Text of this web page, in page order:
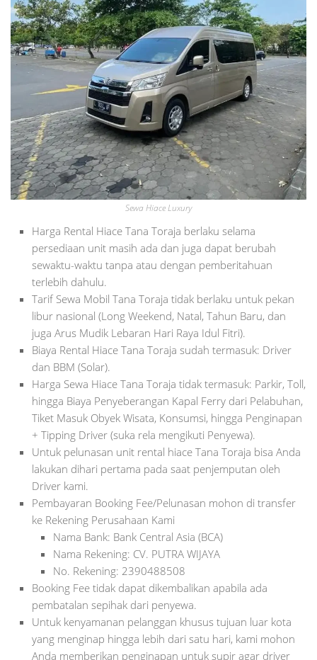
Sewa Hiace Luxury
Harga Rental Hiace Tana Toraja berlaku selama
persediaan unit masih ada dan juga dapat berubah
sewaktu-waktu tanpa atau dengan pemberitahuan
terlebih dahulu.
Tarif Sewa Mobil Tana Toraja tidak berlaku untuk pekan
libur nasional (Long Weekend, Natal, Tahun Baru, dan
juga Arus Mudik Lebaran Hari Raya Idul Fitri).
Biaya Rental Hiace Tana Toraja sudah termasuk: Driver
dan BBM (Solar).
Harga Sewa Hiace Tana Toraja tidak termasuk: Parkir, Toll,
hingga Biaya Penyeberangan Kapal Ferry dari Pelabuhan,
Tiket Masuk Obyek Wisata, Konsumsi, hingga Penginapan
+ Tipping Driver (suka rela mengikuti Penyewa).
Untuk pelunasan unit rental hiace Tana Toraja bisa Anda
lakukan dihari pertama pada saat penjemputan oleh
Driver kami.
Pembayaran Booking Fee/Pelunasan mohon di transfer
ke Rekening Perusahaan Kami
Nama Bank: Bank Central Asia (BCA)
Nama Rekening: CV. PUTRA WIJAYA
No. Rekening: 2390488508
Booking Fee tidak dapat dikembalikan apabila ada
pembatalan sepihak dari penyewa.
Untuk kenyamanan pelanggan khusus tujuan luar kota
yang menginap hingga lebih dari satu hari, kami mohon
Anda memberikan penginapan untuk supir agar driver